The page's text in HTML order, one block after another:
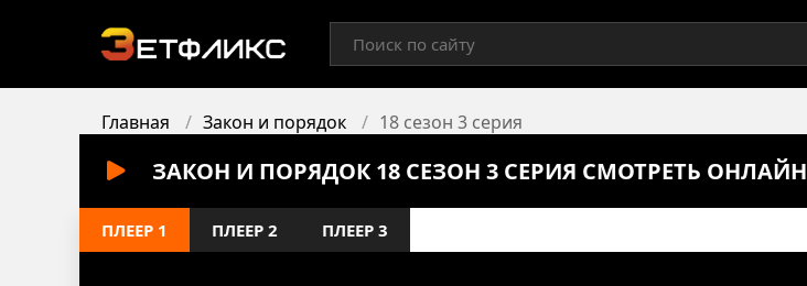
Главная Закон и порядок 18 сезон 3 серия
ЗАКОН И ПОРЯДОК 18 СЕЗОН 3 СЕРИЯ СМОТРЕТЬ ОНЛАЙН
ПЛЕЕР 1 ПЛЕЕР 2 ПЛЕЕР 3